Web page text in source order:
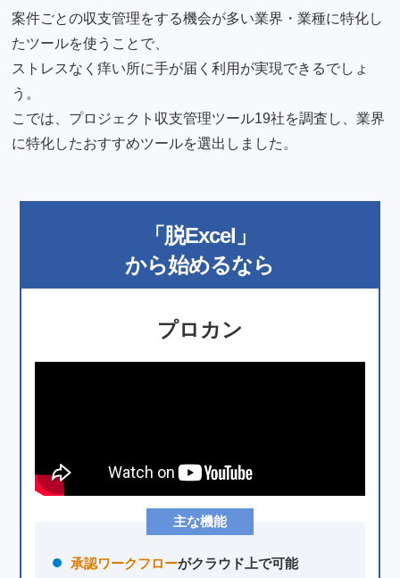
案件ごとの収支管理をする機会が多い業界・業種に特化し
たツールを使うことで、
ストレスなく痒い所に手が届く利用が実現できるでしょ
う。
こでは、プロジェクト収支管理ツール19社を調査し、業界
に特化したおすすめツールを選出しました。
「脱Excel」
から始めるなら
プロカン
主な機能
承認ワークフローがクラウド上で可能